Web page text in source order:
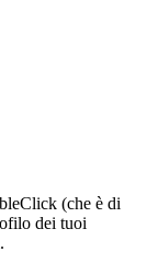
(che è di
dei tuoi